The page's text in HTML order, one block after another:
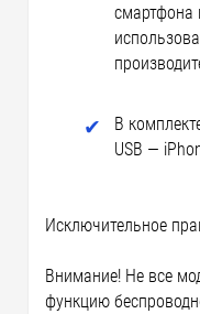
смартфона
В
USB —
Исключительное
Внимание! Не все
функцию